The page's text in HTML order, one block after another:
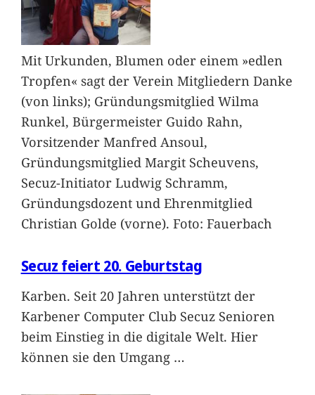
Mit Urkunden, Blumen oder einem »edlen
Tropfen« sagt der Verein Mitgliedern Danke
(von links); Gründungsmitglied Wilma
Runkel, Bürgermeister Guido Rahn,
Vorsitzender Manfred Ansoul,
Gründungsmitglied Margit Scheuvens,
Secuz-Initiator Ludwig Schramm,
Gründungsdozent und Ehrenmitglied
Christian Golde (vorne). Foto: Fauerbach
Secuz feiert 20. Geburtstag
Karben. Seit 20 Jahren unterstützt der
Karbener Computer Club Secuz Senioren
beim Einstieg in die digitale Welt. Hier
können sie den Umgang …